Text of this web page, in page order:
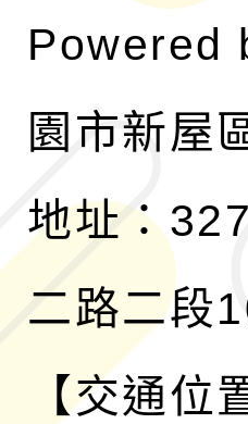
Powered
園市新屋
地址：
二路二段
【交通位